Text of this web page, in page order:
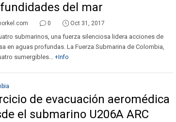
del mar
0 Oct 31, 2017
submarinos, una fuerza silenciosa lidera acciones de
en aguas profundas. La Fuerza Submarina de Colombia,
sumergibles... +Info
de evacuación aeromédica
el submarino U206A ARC